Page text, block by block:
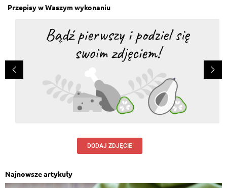
Przepisy w Waszym wykonaniu
DODAJ ZDJĘCIE
Najnowsze artykuły